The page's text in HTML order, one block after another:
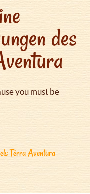
des
you must be
Tèrra Aventura